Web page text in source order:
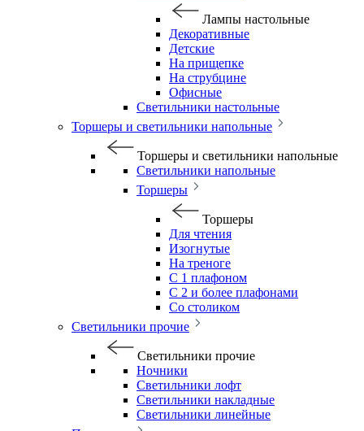
Лампы настольные
Декоративные
Детские
На прищепке
На струбцине
Офисные
Светильники настольные
Торшеры и светильники напольные
Торшеры и светильники напольные
Светильники напольные
Торшеры
Торшеры
Для чтения
Изогнутые
На треноге
С 1 плафоном
С 2 и более плафонами
Со столиком
Светильники прочие
Светильники прочие
Ночники
Светильники лофт
Светильники накладные
Светильники линейные